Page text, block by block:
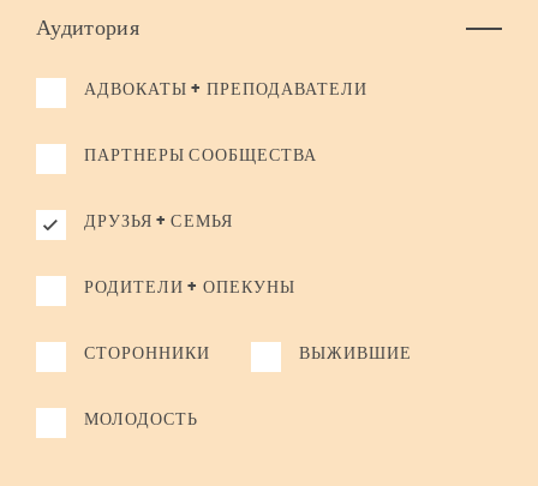
Аудитория
АДВОКАТЫ + ПРЕПОДАВАТЕЛИ
ПАРТНЕРЫ СООБЩЕСТВА
ДРУЗЬЯ + СЕМЬЯ
РОДИТЕЛИ + ОПЕКУНЫ
СТОРОННИКИ ВЫЖИВШИЕ
МОЛОДОСТЬ